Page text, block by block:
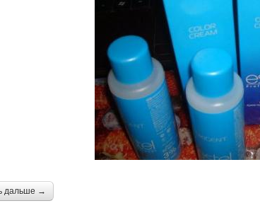
дальше →